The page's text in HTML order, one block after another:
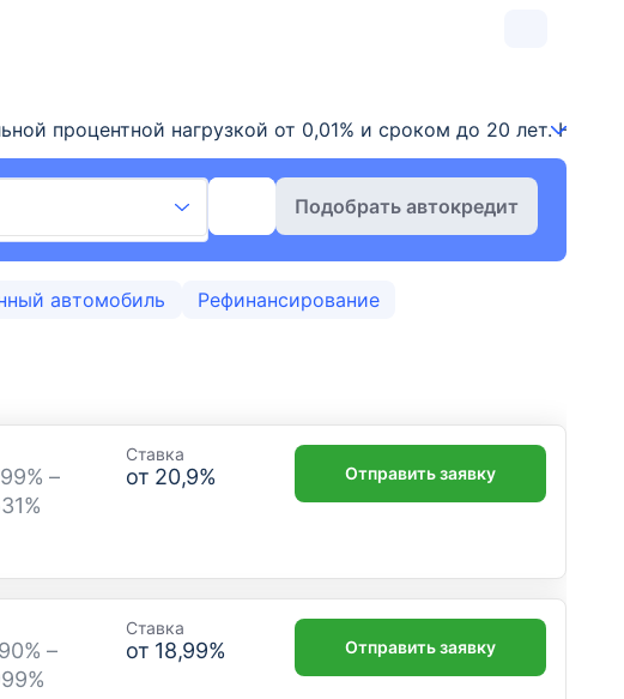
процентной нагрузкой от 0,01% и сроком до 20 лет. На
Подобрать автокредит
автомобиль
Рефинансирование
–
Ставка
от 20,9% Отправить заявку
–
Ставка
от 18,99% Отправить заявку